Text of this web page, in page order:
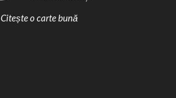
Citește o carte bună